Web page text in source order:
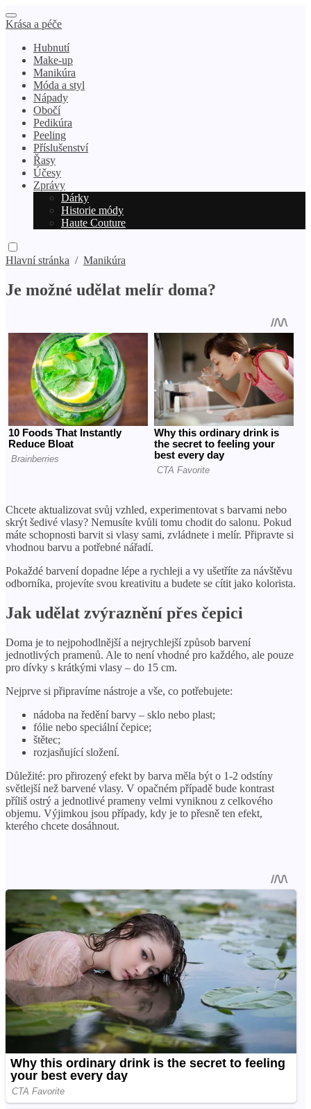
Krása a péče
Hubnutí
Make-up
Manikúra
Móda a styl
Nápady
Obočí
Pedikúra
Peeling
Příslušenství
Řasy
Účesy
Zprávy
Dárky
Historie módy
Haute Couture
Hlavní stránka / Manikúra
Je možné udělat melír doma?
Chcete aktualizovat svůj vzhled, experimentovat s barvami nebo
skrýt šedivé vlasy? Nemusíte kvůli tomu chodit do salonu. Pokud
máte schopnosti barvit si vlasy sami, zvládnete i melír. Připravte si
vhodnou barvu a potřebné nářadí.
Pokaždé barvení dopadne lépe a rychleji a vy ušetříte za návštěvu
odborníka, projevíte svou kreativitu a budete se cítit jako kolorista.
Jak udělat zvýraznění přes čepici
Doma je to nejpohodlnější a nejrychlejší způsob barvení
jednotlivých pramenů. Ale to není vhodné pro každého, ale pouze
pro dívky s krátkými vlasy – do 15 cm.
Nejprve si připravíme nástroje a vše, co potřebujete:
nádoba na ředění barvy – sklo nebo plast;
fólie nebo speciální čepice;
štětec;
rozjasňující složení.
Důležité: pro přirozený efekt by barva měla být o 1-2 odstíny
světlejší než barvené vlasy. V opačném případě bude kontrast
příliš ostrý a jednotlivé prameny velmi vyniknou z celkového
objemu. Výjimkou jsou případy, kdy je to přesně ten efekt,
kterého chcete dosáhnout.